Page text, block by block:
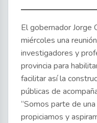
El gobernador Jorge
miércoles una
investigadores y
provincia para
facilitar así la
públicas de
“Somos parte de
propiciamos y